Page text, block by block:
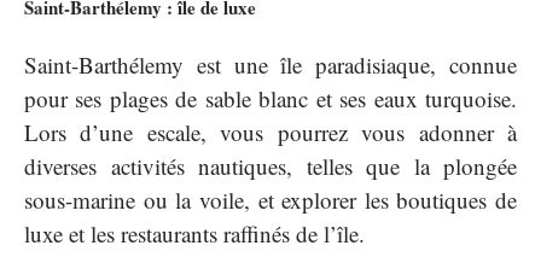
Saint-Barthélemy : île de luxe
Saint-Barthélemy est une île paradisiaque, connue
pour ses plages de sable blanc et ses eaux turquoise.
Lors d’une escale, vous pourrez vous adonner à
diverses activités nautiques, telles que la plongée
sous-marine ou la voile, et explorer les boutiques de
luxe et les restaurants raffinés de l’île.